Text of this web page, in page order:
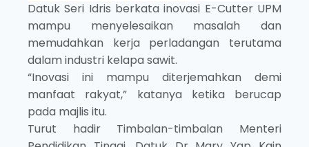
Datuk Seri Idris berkata inovasi E-Cutter UPM
mampu menyelesaikan masalah dan
memudahkan kerja perladangan terutama
dalam industri kelapa sawit.
“Inovasi ini mampu diterjemahkan demi
manfaat rakyat,” katanya ketika berucap
pada majlis itu.
Turut hadir Timbalan-timbalan Menteri